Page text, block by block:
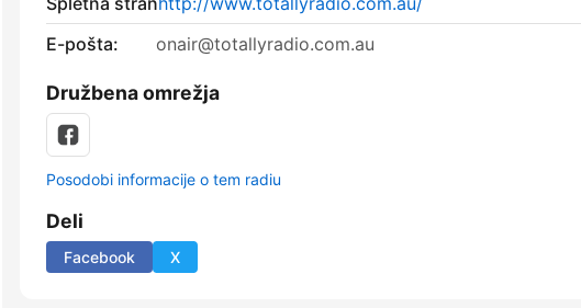
E-pošta:
onair@totallyradio.com.au
Družbena omrežja
Posodobi informacije o tem radiu
Deli
Facebook X